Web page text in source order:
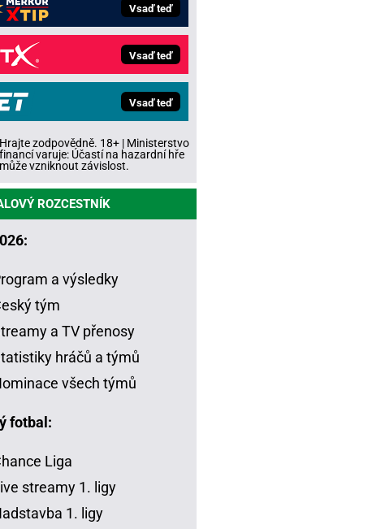
Vsaď teď
Vsaď teď
Vsaď teď
Hrajte zodpovědně. 18+ | Ministerstvo
financí varuje: Účastí na hazardní hře
může vzniknout závislost.
ROZCESTNÍK
a výsledky
tým
a TV přenosy
hráčů a týmů
všech týmů
fotbal:
Liga
streamy 1. ligy
1. ligy